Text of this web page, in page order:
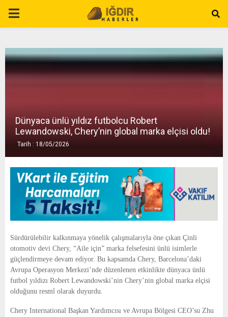
P
I
A
E
N
U
Dünyaca ünlü yıldız futbolcu Robert
Lewandowski, Chery’nin global marka elçisi oldu!
Tarih : 18/05/2026
Sürdürülebilir kalkınmaya yönelik çalışmalarıyla öne çıkan Çinli
otomotiv devi Chery, “Aile için” marka felsefesini ünlü isimlerle
güçlendirmeye devam ediyor. Bu kapsamda Chery, Barcelona’daki
Avrupa Operasyon Merkezi’nde düzenlenen etkinlikte dünyaca ünlü
futbol yıldızı Robert Lewandowski’nin Chery’nin global marka elçisi
olduğunu resmî olarak duyurdu.
Chery International Başkan Yardımcısı ve Avrupa Bölgesi CEO’su Zhu